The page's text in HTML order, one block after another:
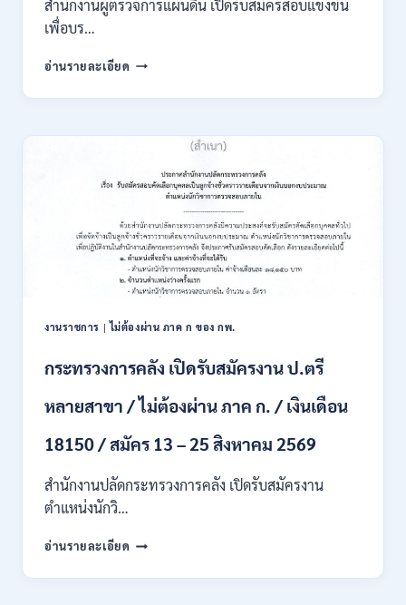
สูงสุด
15
2569
สำนักงานผู้ตรวจการแผ่นดิน เปิดรับสมัครสอบแข่งขัน
เพื่อบร…
อ่านรายละเอียด สำนักงาน
ตรวจ
แผ่น
รับ
สอบ
แข่งขัน
เพื่อ
บรรจุ
เป็น
44
/
และ
ทุก
อื่นๆ
ผ่าน
งานราชการ |ไม่ต้องผ่าน ภาค ก ของ กพ.
กระทรวงการคลัง เปิดรับสมัครงาน ป.ตรี
หลายสาขา / ไม่ต้องผ่าน ภาค ก. / เงินเดือน
18150 / สมัคร 13 – 25 สิงหาคม 2569
สำนักงานปลัดกระทรวงการคลัง เปิดรับสมัครงาน
ตำแหน่งนักวิ…
อ่านรายละเอียด กระทรวง
คลัง